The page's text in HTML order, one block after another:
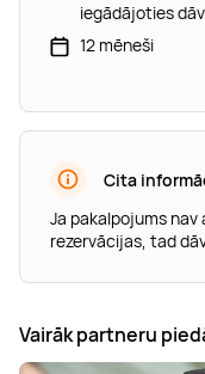
iegādājoties
12 mēneši
Cita
Ja pakalpojums
rezervācijas, tad
Vairāk partneru